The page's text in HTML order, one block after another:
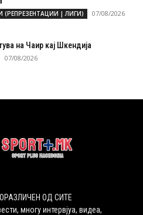
(РЕПРЕЗЕНТАЦИИ | ЛИГИ) 07/08/2026
на Чаир кај Шкендија
07/08/2026
ОД СИТЕ
многу интервјуа, видеа,